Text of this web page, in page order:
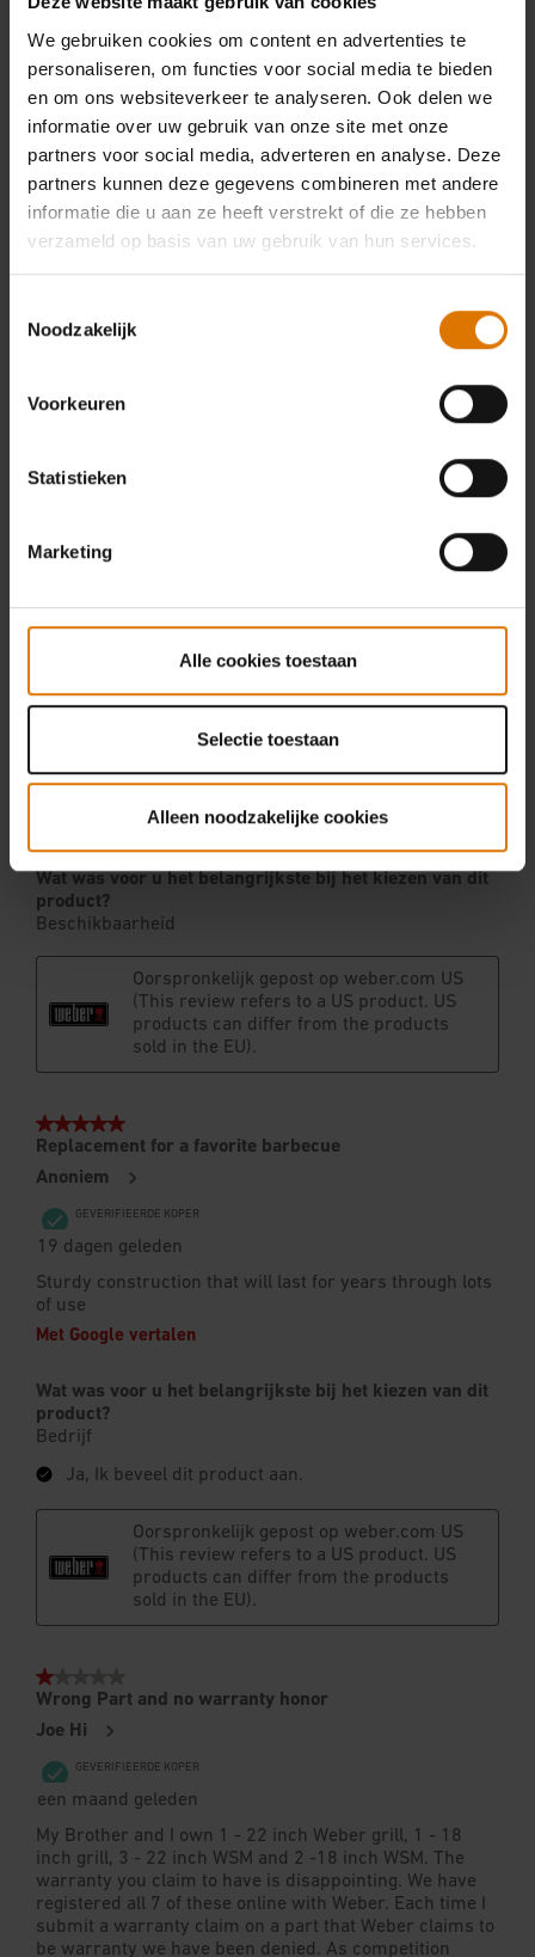
We gebruiken cookies om content en advertenties te
personaliseren, om functies voor social media te bieden
en om ons websiteverkeer te analyseren. Ook delen we
informatie over uw gebruik van onze site met onze
partners voor social media, adverteren en analyse. Deze
partners kunnen deze gegevens combineren met andere
informatie die u aan ze heeft verstrekt of die ze hebben
verzameld op basis van uw gebruik van hun services.
Noodzakelijk
Voorkeuren
Statistieken
Marketing
Alle cookies toestaan
Selectie toestaan
Alleen noodzakelijke cookies